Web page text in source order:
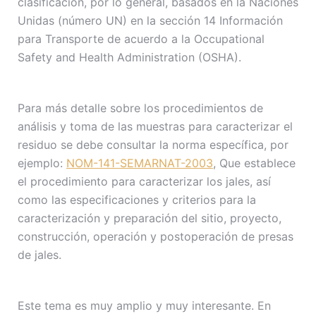
Unidas (número UN) en la sección 14 Información
para Transporte de acuerdo a la Occupational
Safety and Health Administration (OSHA).
Para más detalle sobre los procedimientos de
análisis y toma de las muestras para caracterizar el
residuo se debe consultar la norma específica, por
ejemplo: NOM-141-SEMARNAT-2003, Que establece
el procedimiento para caracterizar los jales, así
como las especificaciones y criterios para la
caracterización y preparación del sitio, proyecto,
construcción, operación y postoperación de presas
de jales.
Este tema es muy amplio y muy interesante. En